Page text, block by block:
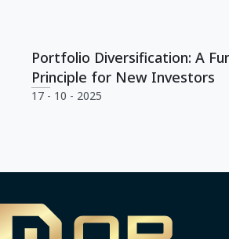
Portfolio Diversification: A
Principle for New Investors
17 - 10 - 2025